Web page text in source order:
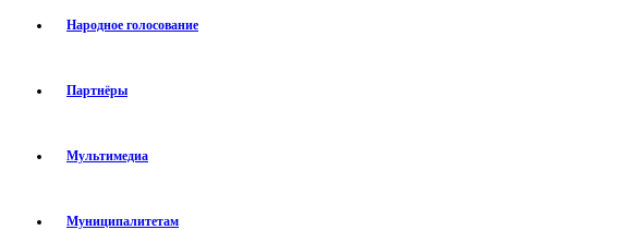
Народное голосование
Партнёры
Мультимедиа
Муниципалитетам